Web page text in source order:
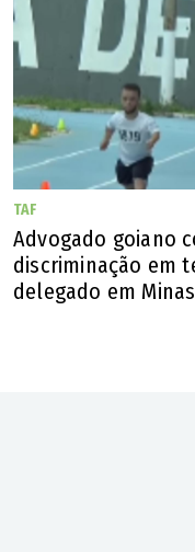
TAF
Advogado goiano
discriminação em
delegado em